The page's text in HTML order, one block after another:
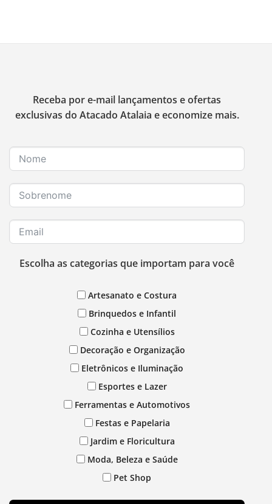
Receba por e-mail lançamentos e ofertas
exclusivas do Atacado Atalaia e economize mais.
Escolha as categorias que importam para você
Artesanato e Costura
Brinquedos e Infantil
Cozinha e Utensílios
Decoração e Organização
Eletrônicos e Iluminação
Esportes e Lazer
Ferramentas e Automotivos
Festas e Papelaria
Jardim e Floricultura
Moda, Beleza e Saúde
Pet Shop